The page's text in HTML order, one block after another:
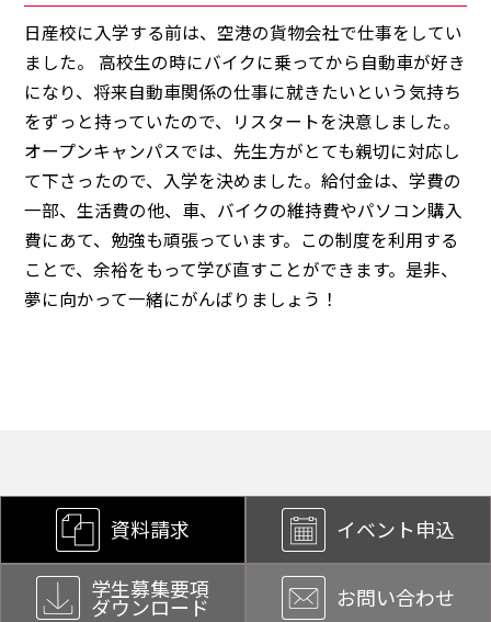
日産校に入学する前は、空港の貨物会社で仕事をしてい
ました。 高校生の時にバイクに乗ってから自動車が好き
になり、将来自動車関係の仕事に就きたいという気持ち
をずっと持っていたので、リスタートを決意しました。
オープンキャンパスでは、先生方がとても親切に対応し
て下さったので、入学を決めました。給付金は、学費の
一部、生活費の他、車、バイクの維持費やパソコン購入
費にあて、勉強も頑張っています。この制度を利用する
ことで、余裕をもって学び直すことができます。是非、
夢に向かって一緒にがんばりましょう！
資料請求 イベント申込
学生募集要項
ダウンロード お問い合わせ